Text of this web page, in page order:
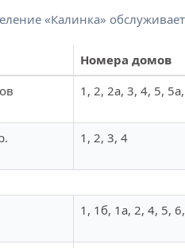
«Калинка»
Номера домов
1, 2, 2а, 3, 4, 5,
1, 2, 3, 4
1, 1б, 1а, 2, 4, 5,